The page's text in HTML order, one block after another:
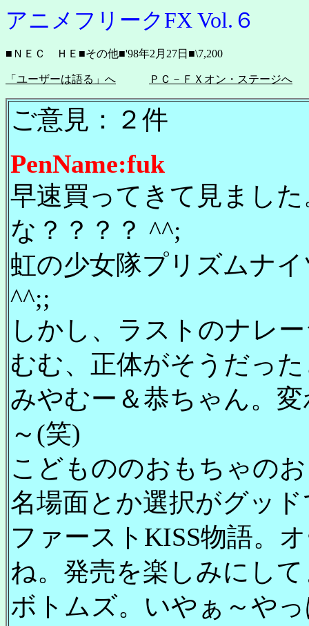
アニメフリークFX Vol.６
■ＮＥＣ ＨＥ■その他■'98年2月27日■\7,200
「ユーザーは語る」へ ＰＣ－ＦＸオン・ステージへ
ご意見：２件
PenName:fuk
早速買ってきて見まし
な？？？？ ^^;
虹の少女隊プリズムナ
^^;;
しかし、ラストのナレ
むむ、正体がそうだっ
みやむー＆恭ちゃん。
～(笑)
こどもののおもちゃの
名場面とか選択がグッ
ファーストKISS物語。
ね。発売を楽しみにし
ボトムズ。いやぁ～や